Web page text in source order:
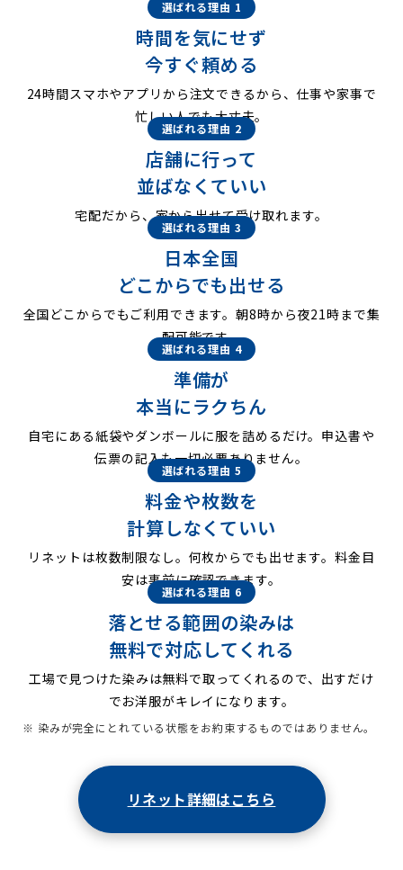
選ばれる理由 1
時間を気にせず
今すぐ頼める
24時間スマホやアプリから注文できるから、仕事や家事で
忙しい人でも大丈夫。
選ばれる理由 2
店舗に行って
並ばなくていい
宅配だから、家から出せて受け取れます。
選ばれる理由 3
日本全国
どこからでも出せる
全国どこからでもご利用できます。朝8時から夜21時まで集
配可能です。
選ばれる理由 4
準備が
本当にラクちん
自宅にある紙袋やダンボールに服を詰めるだけ。申込書や
伝票の記入も一切必要ありません。
選ばれる理由 5
料金や枚数を
計算しなくていい
リネットは枚数制限なし。何枚からでも出せます。料金目
安は事前に確認できます。
選ばれる理由 6
落とせる範囲の染みは
無料で対応してくれる
工場で見つけた染みは無料で取ってくれるので、出すだけ
でお洋服がキレイになります。
※ 染みが完全にとれている状態をお約束するものではありません。
リネット詳細はこちら